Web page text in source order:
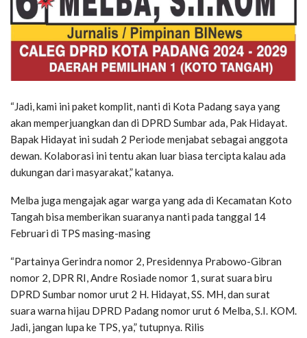
“Jadi, kami ini paket komplit, nanti di Kota Padang saya yang
akan memperjuangkan dan di DPRD Sumbar ada, Pak Hidayat.
Bapak Hidayat ini sudah 2 Periode menjabat sebagai anggota
dewan. Kolaborasi ini tentu akan luar biasa tercipta kalau ada
dukungan dari masyarakat,” katanya.
Melba juga mengajak agar warga yang ada di Kecamatan Koto
Tangah bisa memberikan suaranya nanti pada tanggal 14
Februari di TPS masing-masing
“Partainya Gerindra nomor 2, Presidennya Prabowo-Gibran
nomor 2, DPR RI, Andre Rosiade nomor 1, surat suara biru
DPRD Sumbar nomor urut 2 H. Hidayat, SS. MH, dan surat
suara warna hijau DPRD Padang nomor urut 6 Melba, S.I. KOM.
Jadi, jangan lupa ke TPS, ya,” tutupnya. Rilis